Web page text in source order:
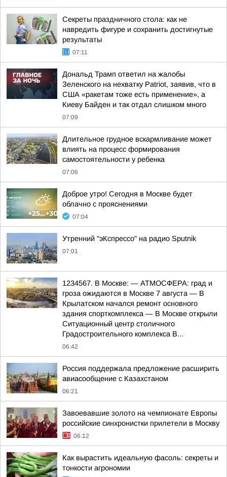
Секреты праздничного стола: как не
навредить фигуре и сохранить достигнутые
результаты
07:11
Дональд Трамп ответил на жалобы
Зеленского на нехватку Patriot, заявив, что в
США «ракетам тоже есть применение», а
Киеву Байден и так отдал слишком много
07:09
Длительное грудное вскармливание может
влиять на процесс формирования
самостоятельности у ребенка
07:06
Доброе утро! Сегодня в Москве будет
облачно с прояснениями
07:04
Утренний "эКспрессо" на радио Sputnik
07:01
1234567. В Москве: — АТМОСФЕРА: град и
гроза ожидаются в Москве 7 августа — В
Крылатском начался ремонт основного
здания спорткомплекса — В Москве открыли
Ситуационный центр столичного
Градостроительного комплекса В...
06:42
Россия поддержала предложение расширить
авиасообщение с Казахстаном
06:21
Завоевавшие золото на чемпионате Европы
российские синхронистки прилетели в Москву
06:12
Как вырастить идеальную фасоль: секреты и
тонкости агрономии